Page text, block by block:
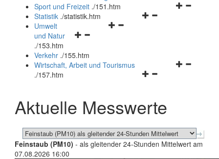
Navigationsmenü
Sport und Freizeit ./151.htm
Navigationsmenü
Statistik ./statistik.htm
Navigationsmenü
und
schließen
Umwelt
und Natur
./153.htm
Verkehr ./155.htm
Navigationsmenü
schließen
Wirtschaft, Arbeit und Tourismus
./157.htm
Aktuelle Messwerte
Feinstaub (PM10) - als gleitender 24-Stunden Mittelwert am
07.08.2026 16:00